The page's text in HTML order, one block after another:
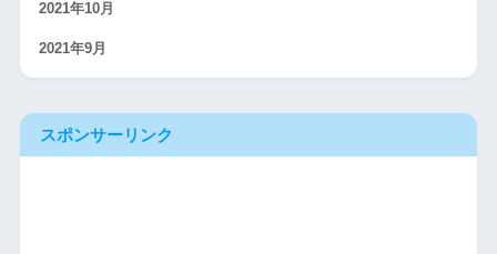
2021年10月
2021年9月
スポンサーリンク